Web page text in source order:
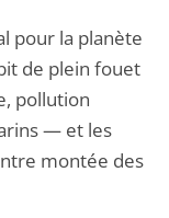
pour la planète
de plein fouet
pollution
— et les
montée des